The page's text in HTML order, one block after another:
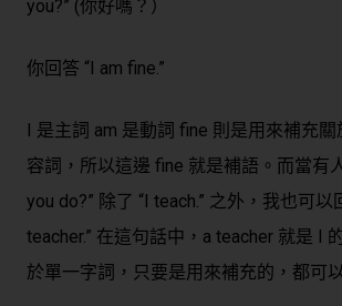
you?” (你好嗎？）
你回答 “I am fine.”
I 是主詞 am 是動詞 fine 則是用來補充
容詞，所以這邊 fine 就是補語。而當有
you do?” 除了 “I teach.” 之外，我也可以
teacher.” 在這句話中，a teacher 就是 I
於單一字詞，只要是用來補充的，都可